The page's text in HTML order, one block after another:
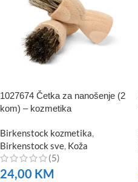
1027674 Četka za nanošenje (2
kom) – kozmetika
Birkenstock kozmetika,
Birkenstock sve, Koža
(5)
24,00 KM